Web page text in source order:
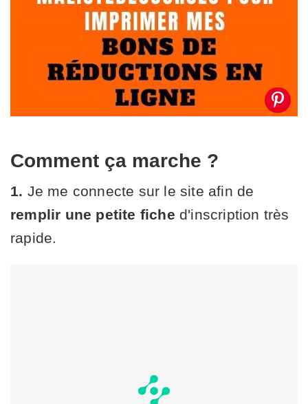
Comment ça marche ?
1. Je me connecte sur le site afin de
remplir une petite fiche d'inscription très
rapide.